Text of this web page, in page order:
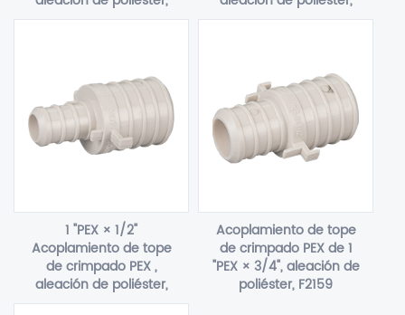
F2159
F2159
1 "PEX × 1/2"
Acoplamiento de tope
de crimpado PEX ,
aleación de poliéster,
F2159
Acoplamiento de tope
de crimpado PEX de 1
"PEX × 3/4", aleación de
poliéster, F2159